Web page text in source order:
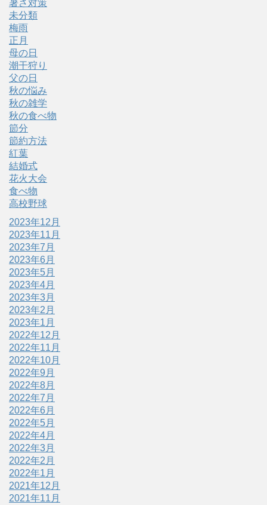
暑さ対策
未分類
梅雨
正月
母の日
潮干狩り
父の日
秋の悩み
秋の雑学
秋の食べ物
節分
節約方法
紅葉
結婚式
花火大会
食べ物
高校野球
2023年12月
2023年11月
2023年7月
2023年6月
2023年5月
2023年4月
2023年3月
2023年2月
2023年1月
2022年12月
2022年11月
2022年10月
2022年9月
2022年8月
2022年7月
2022年6月
2022年5月
2022年4月
2022年3月
2022年2月
2022年1月
2021年12月
2021年11月